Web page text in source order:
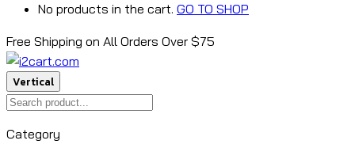
No products in the cart. GO TO SHOP
Free Shipping on All Orders Over $75
Vertical
Category